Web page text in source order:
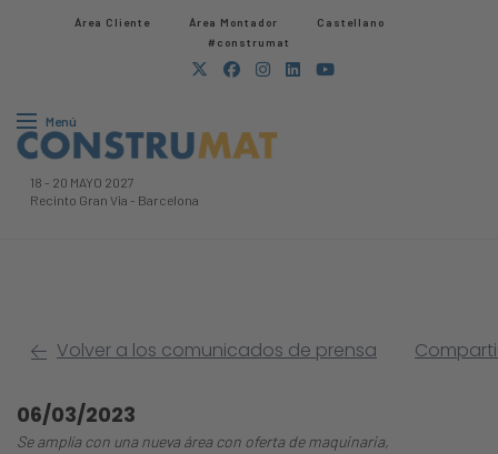
Área Cliente Área Montador
Castellano
#construmat
Menú
18 - 20 MAYO 2027
Recinto Gran Via - Barcelona
Volver a los comunicados de prensa
06/03/2023
Se amplía con una nueva área con oferta de maquinaria,